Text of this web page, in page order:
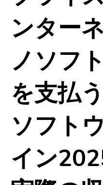
ンター
ノソフ
を支払
ソフト
イン